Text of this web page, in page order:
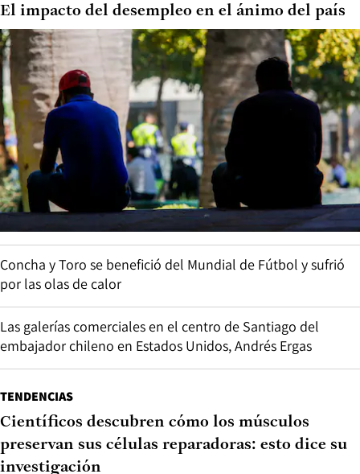
El impacto del desempleo en el ánimo del país
Concha y Toro se benefició del Mundial de Fútbol y sufrió
por las olas de calor
Las galerías comerciales en el centro de Santiago del
embajador chileno en Estados Unidos, Andrés Ergas
TENDENCIAS
Científicos descubren cómo los músculos
preservan sus células reparadoras: esto dice su
investigación